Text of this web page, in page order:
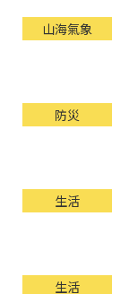
山海氣象
防災
生活
生活